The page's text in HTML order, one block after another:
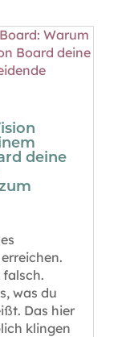
deine
falsch.
was du
Das hier
klingen